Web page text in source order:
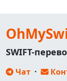
SWIFT-
Чат ·